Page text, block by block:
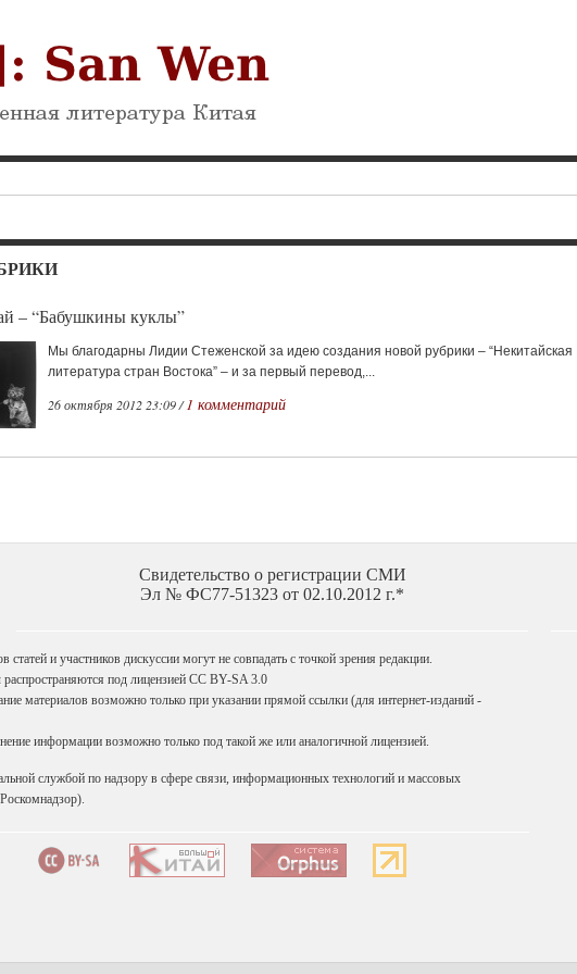
– “Бабушкины куклы”
Мы благодарны Лидии Стеженской за идею создания новой рубрики – “Некитайская
литература стран Востока” – и за первый перевод,...
26 октября 2012 23:09 /1 комментарий
Свидетельство о регистрации СМИ
Эл № ФС77-51323 от 02.10.2012 г.*
статей и участников дискуссии могут не совпадать с точкой зрения редакции.
под лицензией CC BY-SA 3.0
материалов возможно только при указании прямой ссылки (для интернет-изданий -
информации возможно только под такой же или аналогичной лицензией.
службой по надзору в сфере связи, информационных технологий и массовых